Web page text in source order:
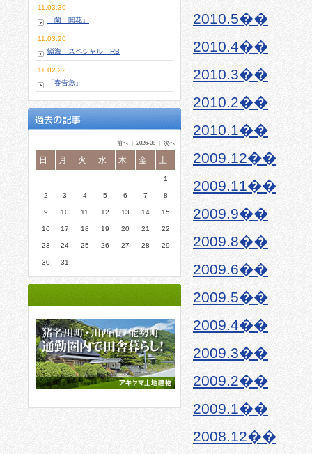
11.03.30
「蘭 開花」
11.03.26
鱗海 スペシャル RB
11.02.22
「春告魚」
前へ 2026-08 ｜ 次へ
日 月 火 水 木 金 土
1
2 3 4 5 6 7 8
9 10 11 12 13 14 15
16 17 18 19 20 21 22
23 24 25 26 27 28 29
30 31
2010.5��
2010.4��
2010.3��
2010.2��
2010.1��
2009.12��
2009.11��
2009.9��
2009.8��
2009.6��
2009.5��
2009.4��
2009.3��
2009.2��
2009.1��
2008.12��